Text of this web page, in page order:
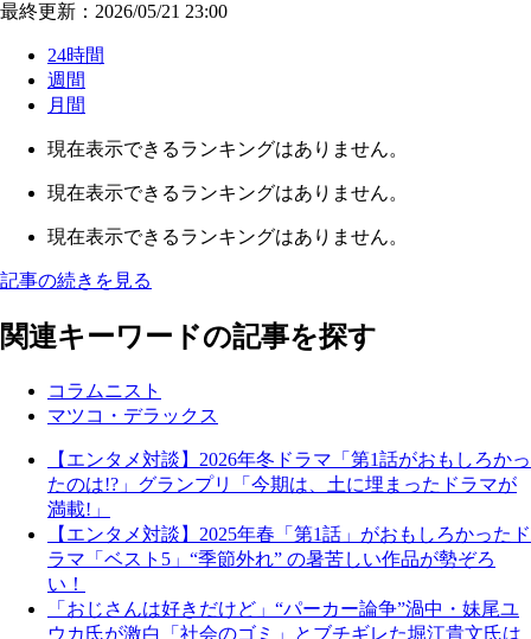
最終更新：2026/05/21 23:00
24時間
週間
月間
現在表示できるランキングはありません。
現在表示できるランキングはありません。
現在表示できるランキングはありません。
記事の続きを見る
関連キーワードの記事を探す
コラムニスト
マツコ・デラックス
【エンタメ対談】2026年冬ドラマ「第1話がおもしろかっ
たのは!?」グランプリ「今期は、土に埋まったドラマが
満載!」
【エンタメ対談】2025年春「第1話」がおもしろかったド
ラマ「ベスト5」“季節外れ” の暑苦しい作品が勢ぞろ
い！
「おじさんは好きだけど」“パーカー論争”渦中・妹尾ユ
ウカ氏が激白「社会のゴミ」とブチギレた堀江貴文氏は